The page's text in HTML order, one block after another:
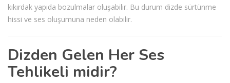
kıkırdak yapıda bozulmalar oluşabilir. Bu durum dizde sürtünme
hissi ve ses oluşumuna neden olabilir.
Dizden Gelen Her Ses
Tehlikeli midir?